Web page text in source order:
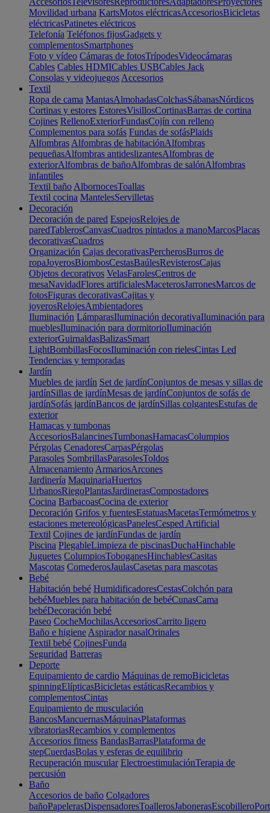
Movilidad urbana KartsMotos eléctricasAccesoriosBicicletas
eléctricasPatinetes eléctricos
Telefonía Teléfonos fijosGadgets y
complementosSmartphones
Foto y vídeo Cámaras de fotosTrípodesVideocámaras
Cables Cables HDMICables USBCables Jack
Consolas y videojuegos Accesorios
Textil
Ropa de cama MantasAlmohadasColchasSábanasNórdicos
Cortinas y estores EstoresVisillosCortinasBarras de cortina
Cojines RellenoExteriorFundasCojín con relleno
Complementos para sofás Fundas de sofásPlaids
Alfombras Alfombras de habitaciónAlfombras
pequeñasAlfombras antideslizantesAlfombras de
exteriorAlfombras de bañoAlfombras de salónAlfombras
infantiles
Textil baño AlbornocesToallas
Textil cocina MantelesServilletas
Decoración
Decoración de pared EspejosRelojes de
paredTablerosCanvasCuadros pintados a manoMarcosPlacas
decorativasCuadros
Organización Cajas decorativasPercherosBurros de
ropaJoyerosBiombosCestasBaúlesRevisterosCajas
Objetos decorativos VelasFarolesCentros de
mesaNavidadFlores artificialesMaceterosJarronesMarcos de
fotosFiguras decorativasCajitas y
joyerosRelojesAmbientadores
Iluminación LámparasIluminación decorativaIluminación para
mueblesIluminación para dormitorioIluminación
exteriorGuirnaldasBalizasSmart
LightBombillasFocosIluminación con rielesCintas Led
Tendencias y temporadas
Jardín
Muebles de jardín Set de jardínConjuntos de mesas y sillas de
jardínSillas de jardínMesas de jardínConjuntos de sofás de
jardínSofás jardínBancos de jardínSillas colgantesEstufas de
exterior
Hamacas y tumbonas
AccesoriosBalancinesTumbonasHamacasColumpios
Pérgolas CenadoresCarpasPérgolas
Parasoles SombrillasParasolesToldos
Almacenamiento ArmariosArcones
Jardinería MaquinariaHuertos
UrbanosRiegoPlantasJardinerasCompostadores
Cocina BarbacoasCocina de exterior
Decoración Grifos y fuentesEstatuasMacetasTermómetros y
estaciones metereológicasPanelesCesped Artificial
Textil Cojines de jardínFundas de jardín
Piscina PlegableLimpieza de piscinasDuchaHinchable
Juguetes ColumpiosToboganesHinchablesCasitas
Mascotas ComederosJaulasCasetas para mascotas
Bebé
Habitación bebé HumidificadoresCestasColchón para
bebéMuebles para habitación de bebéCunasCama
bebéDecoración bebé
Paseo CocheMochilasAccesoriosCarrito ligero
Baño e higiene Aspirador nasalOrinales
Textil bebé CojinesFunda
Seguridad Barreras
Deporte
Equipamiento de cardio Máquinas de remoBicicletas
spinningElípticasBicicletas estáticasRecambios y
complementosCintas
Equipamiento de musculación
BancosMancuernasMáquinasPlataformas
vibratoriasRecambios y complementos
Accesorios fitness BandasBarrasPlataforma de
stepCuerdasBolas y esferas de equilibrio
Recuperación muscular ElectroestimulaciónTerapia de
percusión
Baño
Accesorios de baño Colgadores
bañoPapelerasDispensadoresToallerosJabonerasEscobillero